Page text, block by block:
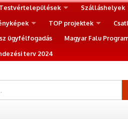
Testvértelepülések Szálláshelyek
TOP projektek
ügyfélfogadás Magyar Falu
terv 2024